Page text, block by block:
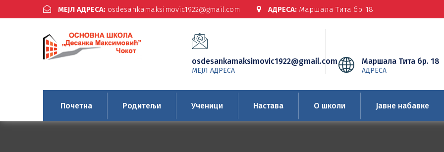
МЕЈЛ АДРЕСА: osdesankamaksimovic1922@gmail.com АДРЕСА: Маршала Тита бр. 18
osdesankamaksimovic1922@gmail.com
МЕЈЛ АДРЕСА
Маршала Тита бр. 18
АДРЕСА
Почетна Родитељи Ученици Настава О школи Јавне набавке